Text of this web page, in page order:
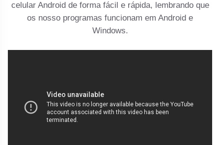
celular Android de forma fácil e rápida, lembrando que
os nosso programas funcionam em Android e
Windows.